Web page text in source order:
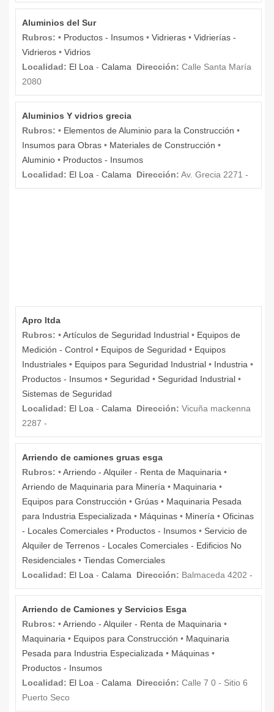
Aluminios del Sur
Rubros: • Productos - Insumos • Vidrieras • Vidrierías -
Vidrieros • Vidrios
Localidad: El Loa - Calama Dirección: Calle Santa María
2080
Aluminios Y vidrios grecia
Rubros: • Elementos de Aluminio para la Construcción •
Insumos para Obras • Materiales de Construcción •
Aluminio • Productos - Insumos
Localidad: El Loa - Calama Dirección: Av. Grecia 2271 -
Apro ltda
Rubros: •Artículos de Seguridad Industrial • Equipos de
Medición - Control • Equipos de Seguridad • Equipos
Industriales • Equipos para Seguridad Industrial • Industria •
Productos - Insumos • Seguridad • Seguridad Industrial •
Sistemas de Seguridad
Localidad: El Loa - Calama Dirección: Vicuña mackenna
2287 -
Arriendo de camiones gruas esga
Rubros: •Arriendo - Alquiler - Renta de Maquinaria •
Arriendo de Maquinaria para Minería • Maquinaria •
Equipos para Construcción • Grúas • Maquinaria Pesada
para Industria Especializada • Máquinas • Minería • Oficinas
- Locales Comerciales • Productos - Insumos • Servicio de
Alquiler de Terrenos - Locales Comerciales - Edificios No
Residenciales • Tiendas Comerciales
Localidad: El Loa - Calama Dirección: Balmaceda 4202 -
Arriendo de Camiones y Servicios Esga
Rubros: •Arriendo - Alquiler - Renta de Maquinaria •
Maquinaria • Equipos para Construcción • Maquinaria
Pesada para Industria Especializada • Máquinas •
Productos - Insumos
Localidad: El Loa - Calama Dirección: Calle 7 0 - Sitio 6
Puerto Seco